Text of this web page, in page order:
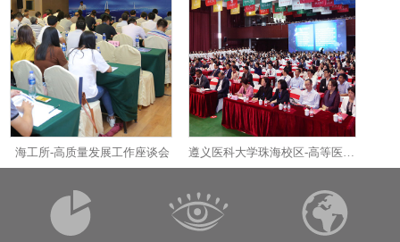
海工所-高质量发展工作座谈会 遵义医科大学珠海校区-高等医学教育论坛